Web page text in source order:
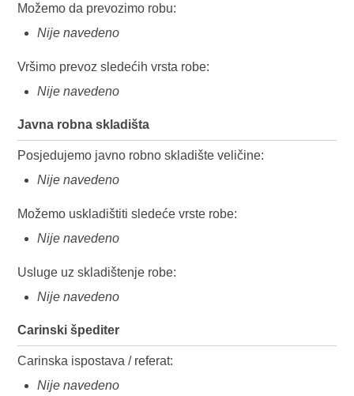
Možemo da prevozimo robu:
Nije navedeno
Vršimo prevoz sledećih vrsta robe:
Nije navedeno
Javna robna skladišta
Posjedujemo javno robno skladište veličine:
Nije navedeno
Možemo uskladištiti sledeće vrste robe:
Nije navedeno
Usluge uz skladištenje robe:
Nije navedeno
Carinski špediter
Carinska ispostava / referat:
Nije navedeno